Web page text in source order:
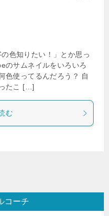
色知りたい！」とか思っ
サムネイルをいろいろ
色使ってるんだろう？ 自
たこ […]
む
コーチ